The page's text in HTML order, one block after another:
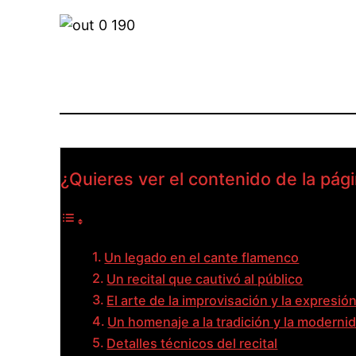
¿Quieres ver el contenido de la
Un legado en el cante flamenco
Un recital que cautivó al público
El arte de la improvisación y la expresión
Un homenaje a la tradición y la
Detalles técnicos del recital